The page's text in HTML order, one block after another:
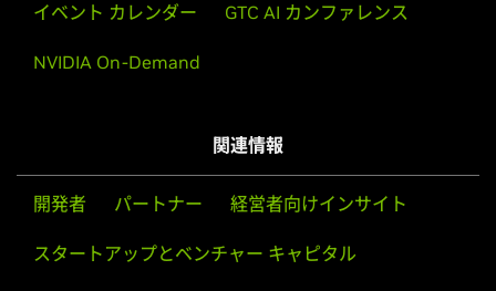
イベント カレンダー GTC AI カンファレンス
NVIDIA On-Demand
関連情報
開発者 パートナー 経営者向けインサイト
スタートアップとベンチャー キャピタル